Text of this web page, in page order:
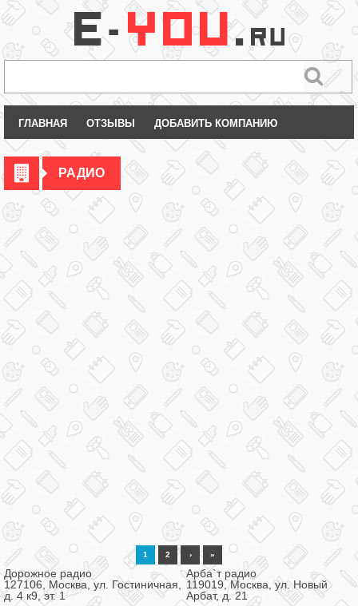
ГЛАВНАЯ ОТЗЫВЫ ДОБАВИТЬ КОМПАНИЮ
РАДИО
1 2 › »
Дорожное радио
127106, Москва, ул. Гостиничная,
д. 4 к9, эт. 1
Арба`т радио
119019, Москва, ул. Новый
Арбат, д. 21